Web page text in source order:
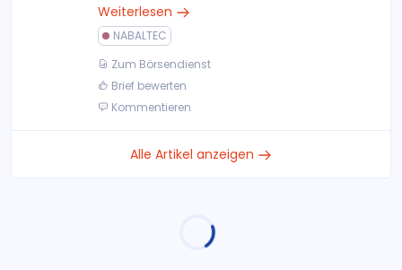
Weiterlesen
NABALTEC
Zum Börsendienst
Brief bewerten
Kommentieren
Alle Artikel anzeigen